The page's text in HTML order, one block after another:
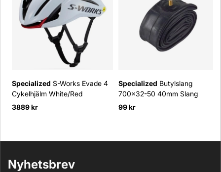
Specialized S-Works Evade 4
Cykelhjälm White/Red
3889 kr
Specialized Butylslang
700x32-50 40mm Slang
99 kr
Nyhetsbrev